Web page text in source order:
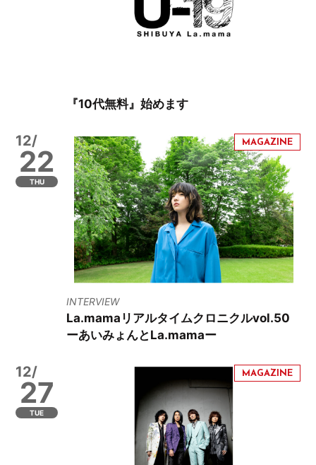
『10代無料』始めます
12/
22
THU
INTERVIEW
La.mamaリアルタイムクロニクルvol.50
ーあいみょんとLa.mamaー
12/
27
TUE